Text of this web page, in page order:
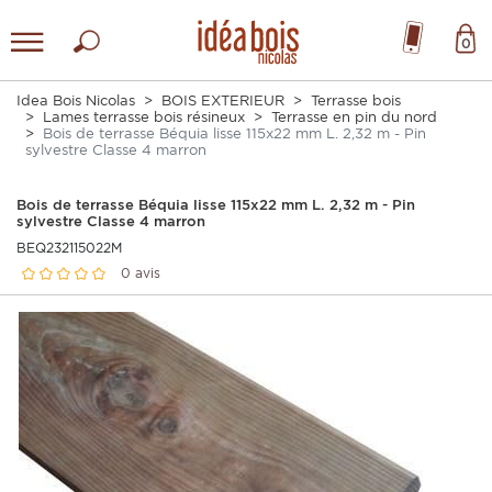
0
Idea Bois Nicolas BOIS EXTERIEUR
Terrasse bois
Lames terrasse bois résineux
Terrasse en pin du nord
Bois de terrasse Béquia lisse 115x22 mm L. 2,32 m - Pin
sylvestre Classe 4 marron
Bois de terrasse Béquia lisse 115x22 mm L. 2,32 m - Pin
sylvestre Classe 4 marron
BEQ232115022M
0 avis